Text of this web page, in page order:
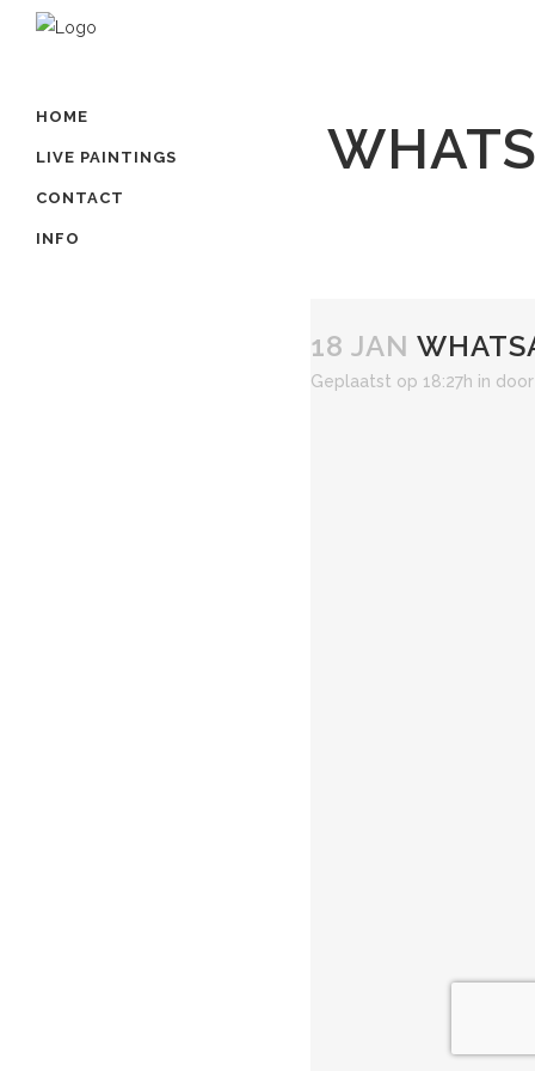
HOME
LIVE PAINTINGS
CONTACT
INFO
18 JAN
Geplaatst op 18:27h in